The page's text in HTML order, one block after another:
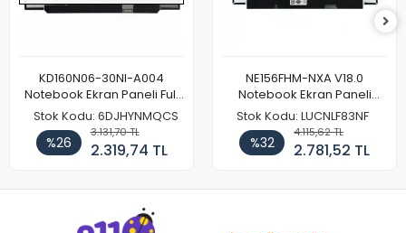
KD160N06-30NI-A004
Notebook Ekran Paneli Full
HD
Stok Kodu: 6DJHYNMQCS
%26
3.131,70 TL
2.319,74 TL
NE156FHM-NXA V18.0
Notebook Ekran Paneli
144Hz
Stok Kodu: LUCNLF83NF
%32
4.115,62 TL
2.781,52 TL